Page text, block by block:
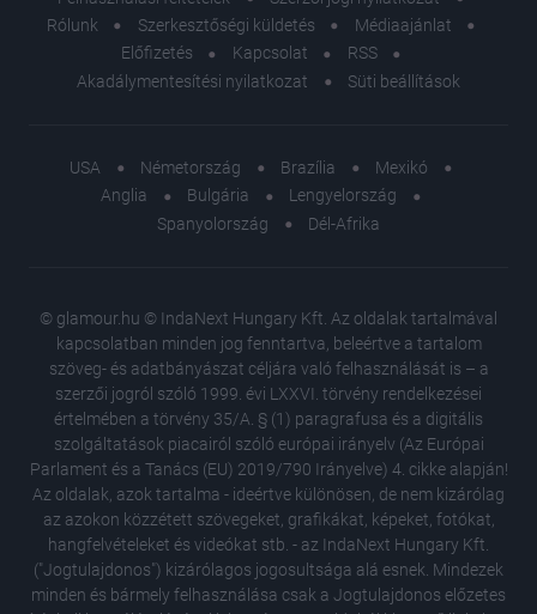
Rólunk
Szerkesztőségi küldetés
Médiaajánlat
Előfizetés
Kapcsolat
RSS
Akadálymentesítési nyilatkozat
Süti beállítások
USA Németország Brazília
Mexikó
Anglia
Bulgária
Lengyelország
Spanyolország
Dél-Afrika
© glamour.hu © IndaNext Hungary Kft. Az oldalak tartalmával
kapcsolatban minden jog fenntartva, beleértve a tartalom
szöveg- és adatbányászat céljára való felhasználását is – a
szerzői jogról szóló 1999. évi LXXVI. törvény rendelkezései
értelmében a törvény 35/A. § (1) paragrafusa és a digitális
szolgáltatások piacairól szóló európai irányelv (Az Európai
Parlament és a Tanács (EU) 2019/790 Irányelve) 4. cikke alapján!
Az oldalak, azok tartalma - ideértve különösen, de nem kizárólag
az azokon közzétett szövegeket, grafikákat, képeket, fotókat,
hangfelvételeket és videókat stb. - az IndaNext Hungary Kft.
("Jogtulajdonos") kizárólagos jogosultsága alá esnek. Mindezek
minden és bármely felhasználása csak a Jogtulajdonos előzetes